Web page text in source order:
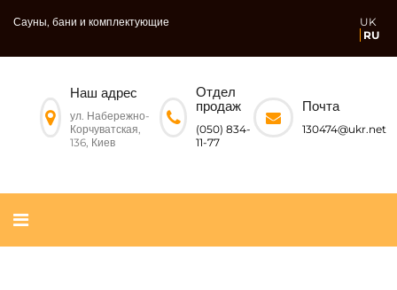
Сауны, бани и комплектующие
UK
RU
Наш адрес
ул. Набережно-
Корчуватская,
136, Киев
Отдел
продаж
(050) 834-
11-77
Почта
130474@ukr.net